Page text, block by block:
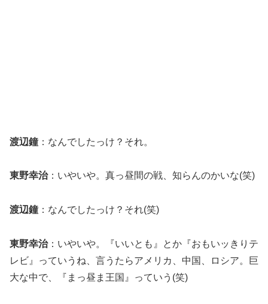
渡辺鐘：なんでしたっけ？それ。
東野幸治：いやいや。真っ昼間の戦、知らんのかいな(笑)
渡辺鐘：なんでしたっけ？それ(笑)
東野幸治：いやいや。『いいとも』とか『おもいッきりテ
レビ』っていうね、言うたらアメリカ、中国、ロシア。巨
大な中で、『まっ昼ま王国』っていう(笑)